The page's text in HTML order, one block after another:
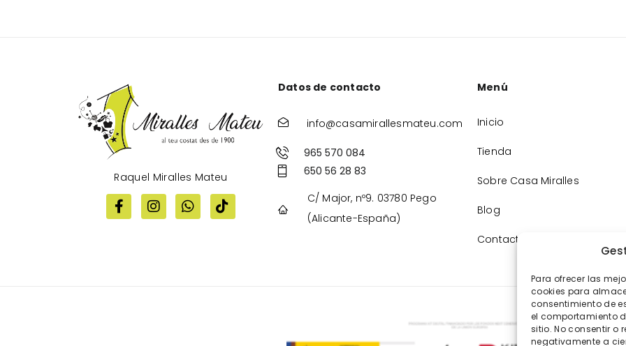
Para ofrecer las
cookies para
consentimiento de
el comportamiento
sitio. No consentir o
negativamente a
Raquel Miralles Mateu
Datos de contacto
info@casamirallesmateu.com
965 570 084
650 56 28 83
C/ Major, nº9. 03780 Pego
(Alicante-España)
Menú
Inicio
Tienda
Sobre Casa Miralles
Blog
Contacto